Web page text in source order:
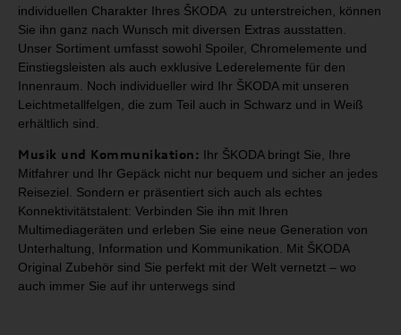
individuellen Charakter Ihres ŠKODA zu unterstreichen, können
Sie ihn ganz nach Wunsch mit diversen Extras ausstatten.
Unser Sortiment umfasst sowohl Spoiler, Chromelemente und
Einstiegsleisten als auch exklusive Lederelemente für den
Innenraum. Noch individueller wird Ihr ŠKODA mit unseren
Leichtmetallfelgen, die zum Teil auch in Schwarz und in Weiß
erhältlich sind.
Musik und Kommunikation: Ihr ŠKODA bringt Sie, Ihre
Mitfahrer und Ihr Gepäck nicht nur bequem und sicher an jedes
Reiseziel. Sondern er präsentiert sich auch als echtes
Konnektivitätstalent: Verbinden Sie ihn mit Ihren
Multimediageräten und erleben Sie eine neue Generation von
Unterhaltung, Information und Kommunikation. Mit ŠKODA
Original Zubehör sind Sie perfekt mit der Welt vernetzt – wo
auch immer Sie auf ihr unterwegs sind